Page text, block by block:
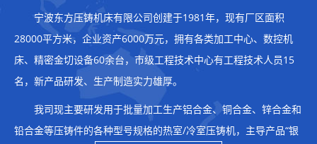
宁波东方压铸机床有限公司创建于1981年，现有厂区面积
28000平方米，企业资产6000万元，拥有各类加工中心、数控机
床、精密金切设备60余台，市级工程技术中心有工程技术人员15
名，新产品研发、生产制造实力雄厚。
我司现主要研发用于批量加工生产铝合金、铜合金、锌合金和
铅合金等压铸件的各种型号规格的热室/冷室压铸机，主导产品“银